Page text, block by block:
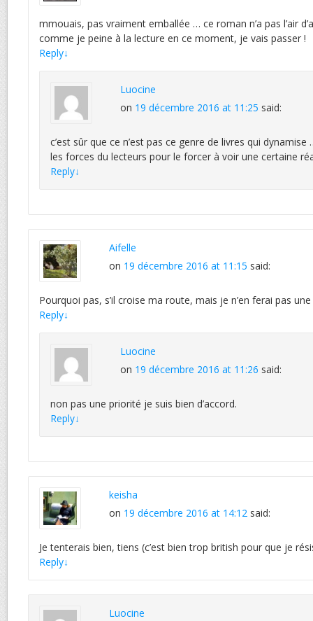
mmouais, pas vraiment emballée … ce roman n’a pas l’air
comme je peine à la lecture en ce moment, je vais passer !
Reply↓
Luocine
on 19 décembre 2016 at 11:25 said:
c’est sûr que ce n’est pas ce genre de livres qui
les forces du lecteurs pour le forcer à voir une certaine
Reply↓
Aifelle
on 19 décembre 2016 at 11:15 said:
Pourquoi pas, s’il croise ma route, mais je n’en ferai pas
Reply↓
Luocine
on 19 décembre 2016 at 11:26 said:
non pas une priorité je suis bien d’accord.
Reply↓
keisha
on 19 décembre 2016 at 14:12 said:
Je tenterais bien, tiens (c’est bien trop british pour que je
Reply↓
Luocine